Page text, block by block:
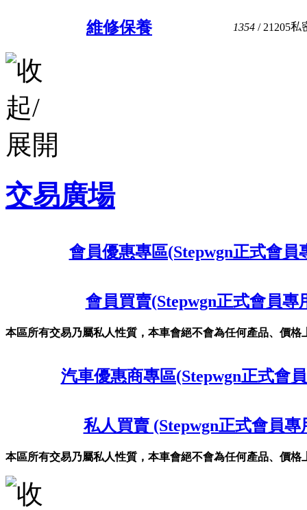
維修保養 1354 / 21205私
交易廣場
會員優惠專區(Stepwgn正式會員
會員買賣(Stepwgn正式會員專
本區所有交易乃屬私人性質，本車會絕不會為任何產品、價格
汽車優惠商專區(Stepwgn正式會
私人買賣 (Stepwgn正式會員專
本區所有交易乃屬私人性質，本車會絕不會為任何產品、價格